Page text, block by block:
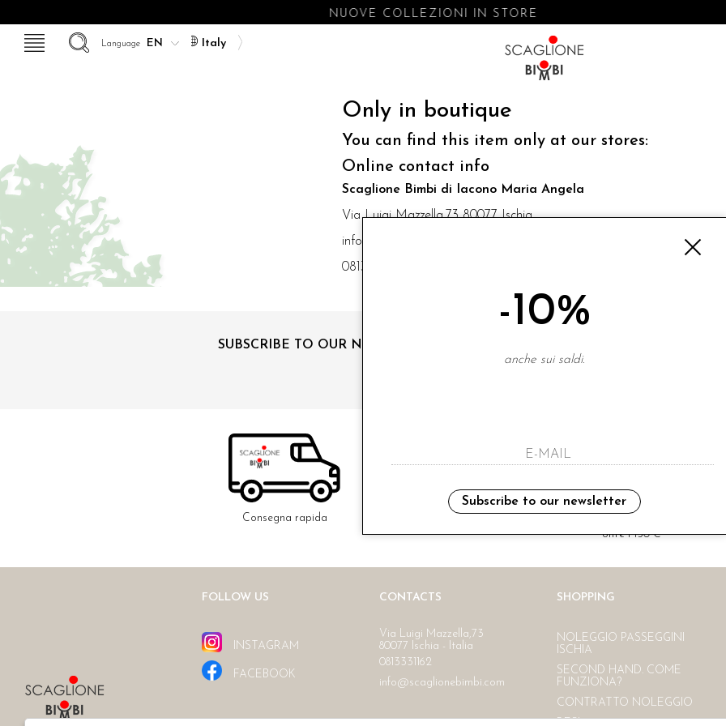
NUOVE COLLEZIONI IN STORE
Italy
Language
Only in boutique
You can find this item only at our stores:
Online contact info
Scaglione Bimbi di Iacono Maria Angela
Via Luigi Mazzella,73 80077 Ischia
info@scaglionebimbi.com
0813331162
SUBSCRIBE TO OUR NEWSLETTER
Consegna rapida
oltre i 150 €
FOLLOW US
INSTAGRAM
FACEBOOK
CONTACTS
Via Luigi Mazzella,73
80077 Ischia - Italia
0813331162
info@scaglionebimbi.com
SHOPPING
NOLEGGIO PASSEGGINI
ISCHIA
SECOND HAND. COME
FUNZIONA?
CONTRATTO NOLEGGIO
-10%
anche sui saldi.
Subscribe to our newsletter